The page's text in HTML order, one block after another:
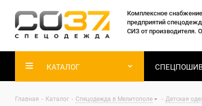
Комплексное снабжение
предприятий
СИЗ от производителя.
КАТАЛОГ
Главная - Каталог - Спецодежда в Мелитополе - Детская